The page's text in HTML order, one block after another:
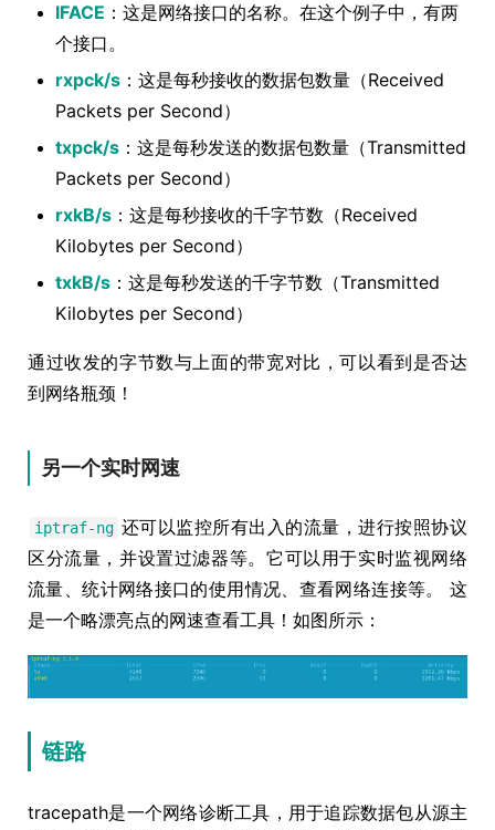
IFACE ：这是网络接口的名称。在这个例子中，有两
个接口。
rxpck/s ：这是每秒接收的数据包数量（Received
Packets per Second）
txpck/s ：这是每秒发送的数据包数量（Transmitted
Packets per Second）
rxkB/s ：这是每秒接收的千字节数（Received
Kilobytes per Second）
txkB/s ：这是每秒发送的千字节数（Transmitted
Kilobytes per Second）
通过收发的字节数与上面的带宽对比，可以看到是否达
到网络瓶颈！
另一个实时网速
iptraf-ng 还可以监控所有出入的流量，进行按照协议
区分流量，并设置过滤器等。它可以用于实时监视网络
流量、统计网络接口的使用情况、查看网络连接等。 这
是一个略漂亮点的网速查看工具！如图所示：
链路
tracepath是一个网络诊断工具，用于追踪数据包从源主